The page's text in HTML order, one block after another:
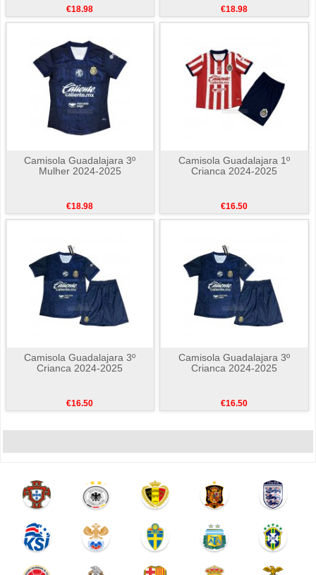
€18.98 €18.98
Camisola Guadalajara 3º
Mulher 2024-2025
€18.98
Camisola Guadalajara 1º
Crianca 2024-2025
€16.50
Camisola Guadalajara 3º
Crianca 2024-2025
€16.50
Camisola Guadalajara 3º
Crianca 2024-2025
€16.50